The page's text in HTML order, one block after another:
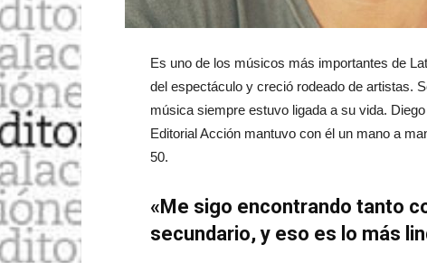
Es uno de los músicos más importantes de
del espectáculo y creció rodeado de artistas.
música siempre estuvo ligada a su vida.
Editorial Acción mantuvo con él un mano a
50.
«Me sigo encontrando tanto
secundario, y eso es lo más